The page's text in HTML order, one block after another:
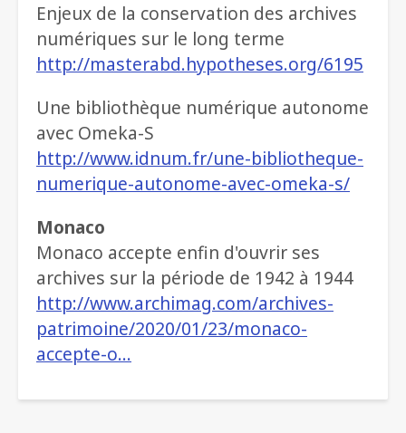
Enjeux de la conservation des archives
numériques sur le long terme
http://masterabd.hypotheses.org/6195
Une bibliothèque numérique autonome
avec Omeka-S
http://www.idnum.fr/une-bibliotheque-
numerique-autonome-avec-omeka-s/
Monaco
Monaco accepte enfin d'ouvrir ses
archives sur la période de 1942 à 1944
http://www.archimag.com/archives-
patrimoine/2020/01/23/monaco-
accepte-o…